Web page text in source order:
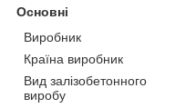
Основні
Виробник
Країна виробник
Вид залізобетонного
виробу